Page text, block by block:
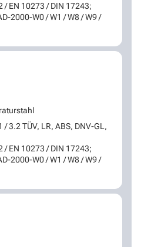
/ EN 10273 / DIN 17243;
2000-W0 / W1 / W8 / W9 /
/ 3.2 TÜV, LR, ABS, DNV-GL,
/ EN 10273 / DIN 17243;
2000-W0 / W1 / W8 / W9 /